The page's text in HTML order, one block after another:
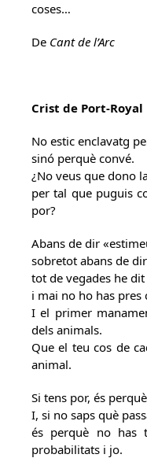
coses…
De Cant de l’Arc
Crist de Port-Royal
No estic enclavatg
sinó perquè convé.
¿No veus que dono
per tal que puguis
por?
Abans de dir
sobretot abans de
tot de vegades he
i mai no ho has
I el primer
dels animals.
Que el teu cos de
animal.
Si tens por, és
I, si no saps què
és perquè no has
probabilitats i jo.